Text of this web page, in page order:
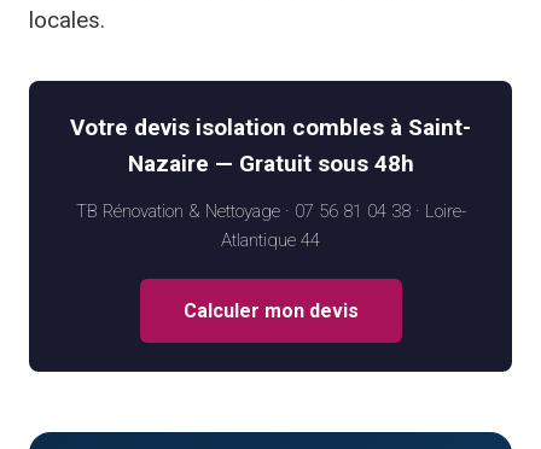
locales.
Votre devis isolation combles à Saint-
Nazaire — Gratuit sous 48h
TB Rénovation & Nettoyage · 07 56 81 04 38 · Loire-
Atlantique 44
Calculer mon devis